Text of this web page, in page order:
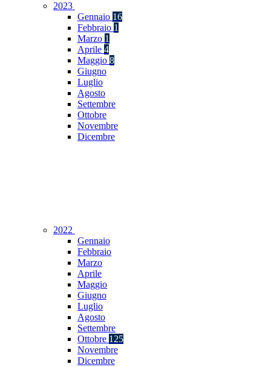
2023
Gennaio 16
Febbraio 1
Marzo 1
Aprile 4
Maggio 8
Giugno
Luglio
Agosto
Settembre
Ottobre
Novembre
Dicembre
2022
Gennaio
Febbraio
Marzo
Aprile
Maggio
Giugno
Luglio
Agosto
Settembre
Ottobre 125
Novembre
Dicembre